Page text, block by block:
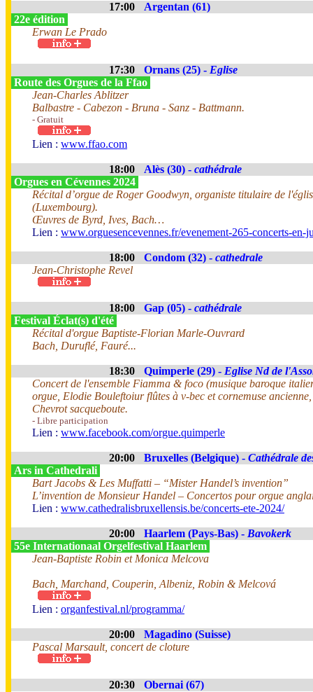
17:00
Argentan (61)
22e édition
Erwan Le Prado
17:30 Ornans (25) - Eglise
Route des Orgues de la Ffao
Jean-Charles Ablitzer
Balbastre - Cabezon - Bruna - Sanz - Battmann.
- Gratuit
Lien : www.ffao.com
18:00 Alès (30) - cathédrale
Orgues en Cévennes 2024
Récital d’orgue de Roger Goodwyn, organiste titulaire de
(Luxembourg).
Œuvres de Byrd, Ives, Bach…
Lien : www.orguesencevennes.fr/evenement-265-concerts-en-
18:00 Condom (32) - cathedrale
Jean-Christophe Revel
18:00 Gap (05) - cathédrale
Festival Éclat(s) d'été
Récital d'orgue Baptiste-Florian Marle-Ouvrard
Bach, Duruflé, Fauré...
18:30 Quimperle (29) - Eglise Nd de
Concert de l'ensemble Fiamma & foco (musique baroque
orgue, Elodie Bouleftoiur flûtes à v-bec et cornemuse
Chevrot sacqueboute.
- Libre participation
Lien : www.facebook.com/orgue.quimperle
20:00 Bruxelles (Belgique) - Cathédrale
Ars in Cathedrali
Bart Jacobs & Les Muffatti – “Mister Handel’s invention”
L’invention de Monsieur Handel – Concertos pour orgue
Lien : www.cathedralisbruxellensis.be/concerts-ete-2024/
20:00 Haarlem (Pays-Bas) - Bavokerk
55e Internationaal Orgelfestival Haarlem
Jean-Baptiste Robin et Monica Melcova
Bach, Marchand, Couperin, Albeniz, Robin & Melcová
Lien : organfestival.nl/programma/
20:00
Magadino (Suisse)
Pascal Marsault, concert de cloture
20:30
Obernai (67)